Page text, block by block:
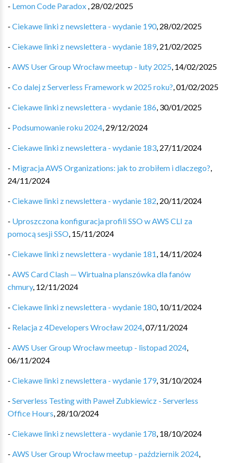
- Lemon Code Paradox , 28/02/2025
- Ciekawe linki z newslettera - wydanie 190, 28/02/2025
- Ciekawe linki z newslettera - wydanie 189, 21/02/2025
- AWS User Group Wrocław meetup - luty 2025, 14/02/2025
- Co dalej z Serverless Framework w 2025 roku?,01/02/2025
- Ciekawe linki z newslettera - wydanie 186, 30/01/2025
- Podsumowanie roku 2024, 29/12/2024
- Ciekawe linki z newslettera - wydanie 183, 27/11/2024
- Migracja AWS Organizations: jak to zrobiłem i dlaczego?,
24/11/2024
- Ciekawe linki z newslettera - wydanie 182, 20/11/2024
- Uproszczona konfiguracja profili SSO w AWS CLI za
pomocą sesji SSO, 15/11/2024
- Ciekawe linki z newslettera - wydanie 181, 14/11/2024
- AWS Card Clash — Wirtualna planszówka dla fanów
chmury, 12/11/2024
- Ciekawe linki z newslettera - wydanie 180, 10/11/2024
- Relacja z 4Developers Wrocław 2024,07/11/2024
- AWS User Group Wrocław meetup - listopad 2024,
06/11/2024
- Ciekawe linki z newslettera - wydanie 179, 31/10/2024
- Serverless Testing with Paweł Zubkiewicz - Serverless
Office Hours, 28/10/2024
- Ciekawe linki z newslettera - wydanie 178, 18/10/2024
- AWS User Group Wrocław meetup - październik 2024,